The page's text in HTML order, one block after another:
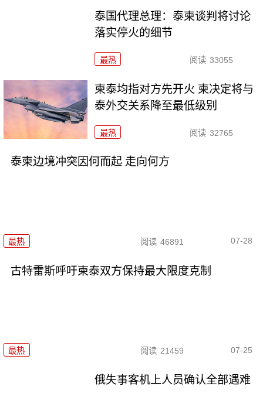
泰国代理总理：泰柬谈判将讨论
落实停火的细节
最热 阅读 33055
柬泰均指对方先开火 柬决定将与
泰外交关系降至最低级别
最热 阅读 32765
泰柬边境冲突因何而起 走向何方
最热 阅读 46891 07-28
古特雷斯呼吁柬泰双方保持最大限度克制
最热 阅读 21459 07-25
俄失事客机上人员确认全部遇难